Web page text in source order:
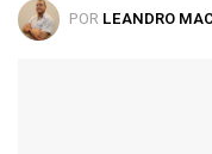
POR LEANDRO